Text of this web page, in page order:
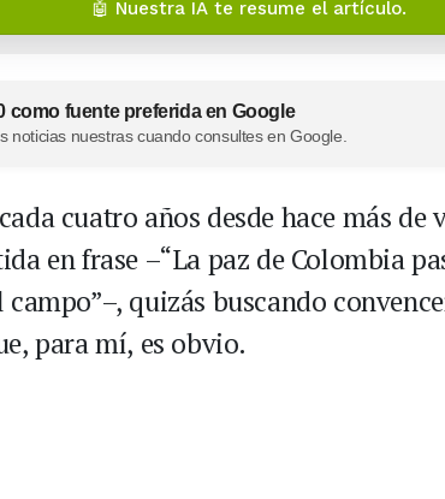
🤖 Nuestra IA te resume el artículo.
como fuente preferida en Google
noticias nuestras cuando consultes en Google.
cuatro años desde hace más
en frase –“La paz de Colombia
quizás buscando
para mí, es obvio.